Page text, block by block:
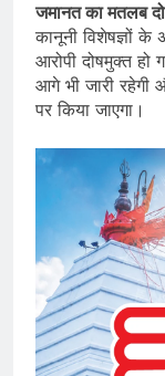
जमानत का मतलब
कानूनी विशेषज्ञों के
आरोपी दोषमुक्त
आगे भी जारी रहेगी
पर किया जाएगा।